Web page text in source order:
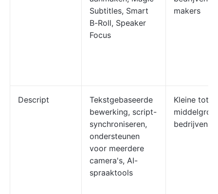
Subtitles, Smart
B-Roll, Speaker
Focus
makers
Descript
Tekstgebaseerde
bewerking, script-
synchroniseren,
ondersteunen
voor meerdere
camera's, AI-
spraaktools
Kleine tot
middelgrote
bedrijven